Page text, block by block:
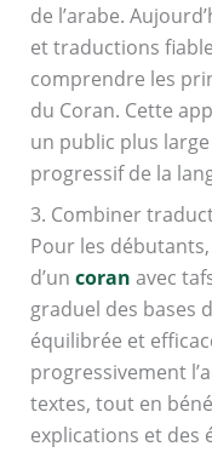
de l’arabe.
et traductions
comprendre les
du Coran. Cette
un public plus
progressif de la
3. Combiner
Pour les
d’un coran avec
graduel des bases
équilibrée et
progressivement
textes, tout en
explications et des